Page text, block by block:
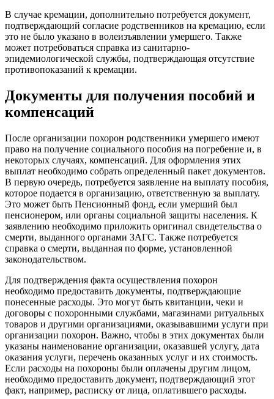
В случае кремации, дополнительно потребуется документ,
подтверждающий согласие родственников на кремацию, если
это не было указано в волеизъявлении умершего. Также
может потребоваться справка из санитарно-
эпидемиологической службы, подтверждающая отсутствие
противопоказаний к кремации.
Документы для получения пособий и
компенсаций
После организации похорон родственники умершего имеют
право на получение социального пособия на погребение и, в
некоторых случаях, компенсаций. Для оформления этих
выплат необходимо собрать определенный пакет документов.
В первую очередь, потребуется заявление на выплату пособия,
которое подается в организацию, ответственную за выплату.
Это может быть Пенсионный фонд, если умерший был
пенсионером, или органы социальной защиты населения. К
заявлению необходимо приложить оригинал свидетельства о
смерти, выданного органами ЗАГС. Также потребуется
справка о смерти, выданная по форме, установленной
законодательством.
Для подтверждения факта осуществления похорон
необходимо предоставить документы, подтверждающие
понесенные расходы. Это могут быть квитанции, чеки и
договоры с похоронными службами, магазинами ритуальных
товаров и другими организациями, оказывавшими услуги при
организации похорон. Важно, чтобы в этих документах были
указаны наименование организации, оказавшей услугу, дата
оказания услуги, перечень оказанных услуг и их стоимость.
Если расходы на похороны были оплачены другим лицом,
необходимо предоставить документ, подтверждающий этот
факт, например, расписку от лица, оплатившего расходы.